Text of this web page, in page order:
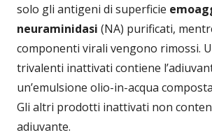
solo gli antigeni di superficie
neuraminidasi (NA) purificati,
componenti virali vengono rimossi.
trivalenti inattivati contiene
un’emulsione olio-in-acqua
Gli altri prodotti inattivati non
adiuvante.